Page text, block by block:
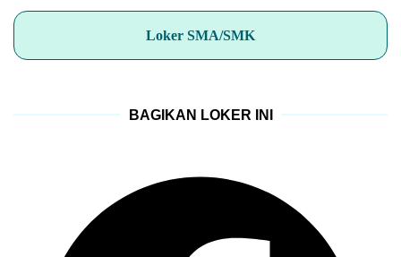
Loker SMA/SMK
BAGIKAN LOKER INI